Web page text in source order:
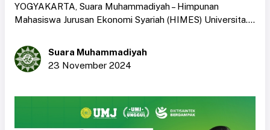
YOGYAKARTA, Suara Muhammadiyah – Himpunan
Mahasiswa Jurusan Ekonomi Syariah (HIMES) Universita....
Suara Muhammadiyah
23 November 2024